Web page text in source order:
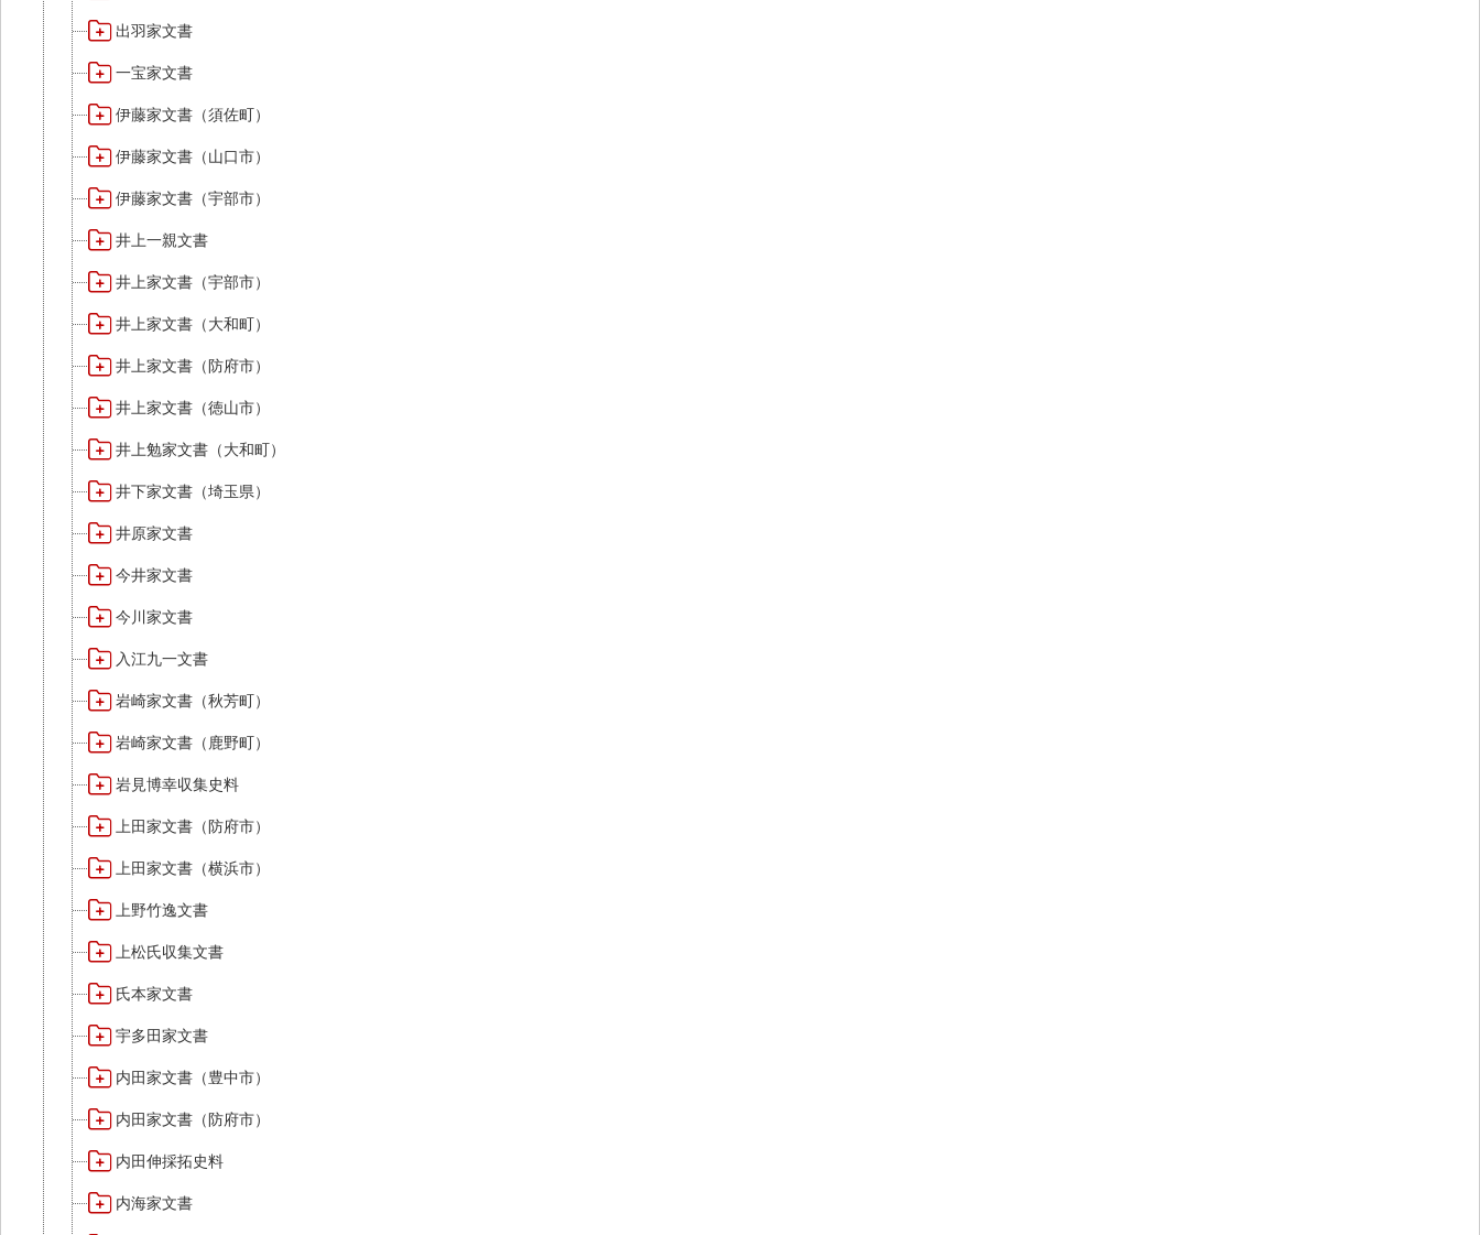
出羽家文書
一宝家文書
伊藤家文書（須佐町）
伊藤家文書（山口市）
伊藤家文書（宇部市）
井上一親文書
井上家文書（宇部市）
井上家文書（大和町）
井上家文書（防府市）
井上家文書（徳山市）
井上勉家文書（大和町）
井下家文書（埼玉県）
井原家文書
今井家文書
今川家文書
入江九一文書
岩崎家文書（秋芳町）
岩崎家文書（鹿野町）
岩見博幸収集史料
上田家文書（防府市）
上田家文書（横浜市）
上野竹逸文書
上松氏収集文書
氏本家文書
宇多田家文書
内田家文書（豊中市）
内田家文書（防府市）
内田伸採拓史料
内海家文書